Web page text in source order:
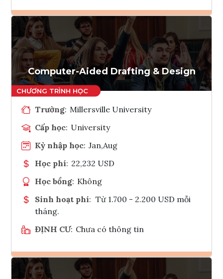
Ghi danh
Tham vấn Interlink
Computer-Aided Drafting & Design
Trường: Millersville University
Cấp học: University
Kỳ nhập học: Jan,Aug
Học phí: 22,232 USD
Học bổng: Không
Sinh hoạt phí: Từ 1.700 - 2.200 USD mỗi
tháng.
ĐỊNH CƯ: Chưa có thông tin
Ghi danh